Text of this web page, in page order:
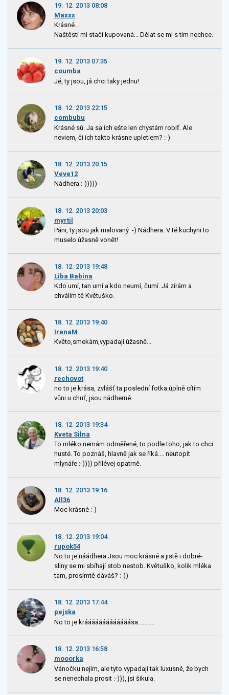
19. 12. 2013 08:08
Maxxx
Krásné....
Naštěstí mi stačí kupovaná... Dělat se mi s tím nechce.
19. 12. 2013 07:35
coumba
Jé, ty jsou, já chci taky jednu!
18. 12. 2013 22:15
combubu
Krásné sú. Ja sa ich ešte len chystám robiť. Ale
neviem, či ich takto krásne upletiem? :-)
18. 12. 2013 20:15
Veve12
Nádhera :-)))))
18. 12. 2013 20:03
myrtil
Páni, ty jsou jak malovaný :-) Nádhera. V té kuchyni to
muselo úžasně vonět!
18. 12. 2013 19:48
Liba Babina
Kdo umí, tan umí a kdo neumí, čumí. Já zírám a
chválím tě Květuško.
18. 12. 2013 19:40
IrenaM
Květo,smekám,vypadají úžasně...
18. 12. 2013 19:40
rechovot
no to je krása, zvlášť ta poslední fotka.úplně cítím
vůni u chuť, jsou nádherné.
18. 12. 2013 19:34
Kveta Silna
To mléko nemám odměřené, to podle toho, jak to chci
husté. To poznáš, hlavně jak se říká.... neutopit
mlynáře :-)))) přilévej opatrně.
18. 12. 2013 19:16
All36
Moc krásné :-)
18. 12. 2013 19:04
rupok54
No to je náádhera.Jsou moc krásné a jistě i dobré-
sliny se mi sbíhají stob nestob. Květuško, kolik mléka
tam, prosímtě dáváš? :-))
18. 12. 2013 17:44
pejska
No to je krááááááááááááása...........
18. 12. 2013 16:58
mooorka
Vánočku nejím, ale tyto vypadají tak luxusně, že bych
se nenechala prosit :-))), jsi šikula.